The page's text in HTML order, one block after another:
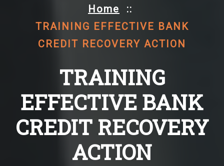
Home ::
TRAINING EFFECTIVE BANK
CREDIT RECOVERY ACTION
TRAINING
EFFECTIVE BANK
CREDIT RECOVERY
ACTION